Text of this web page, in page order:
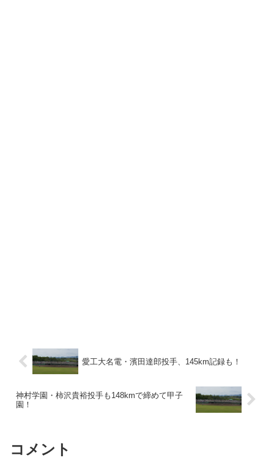
愛工大名電・濱田達郎投手、145km記録も！
神村学園・柿沢貴裕投手も148kmで締めて甲子
園！
コメント